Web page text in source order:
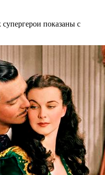
показаны с